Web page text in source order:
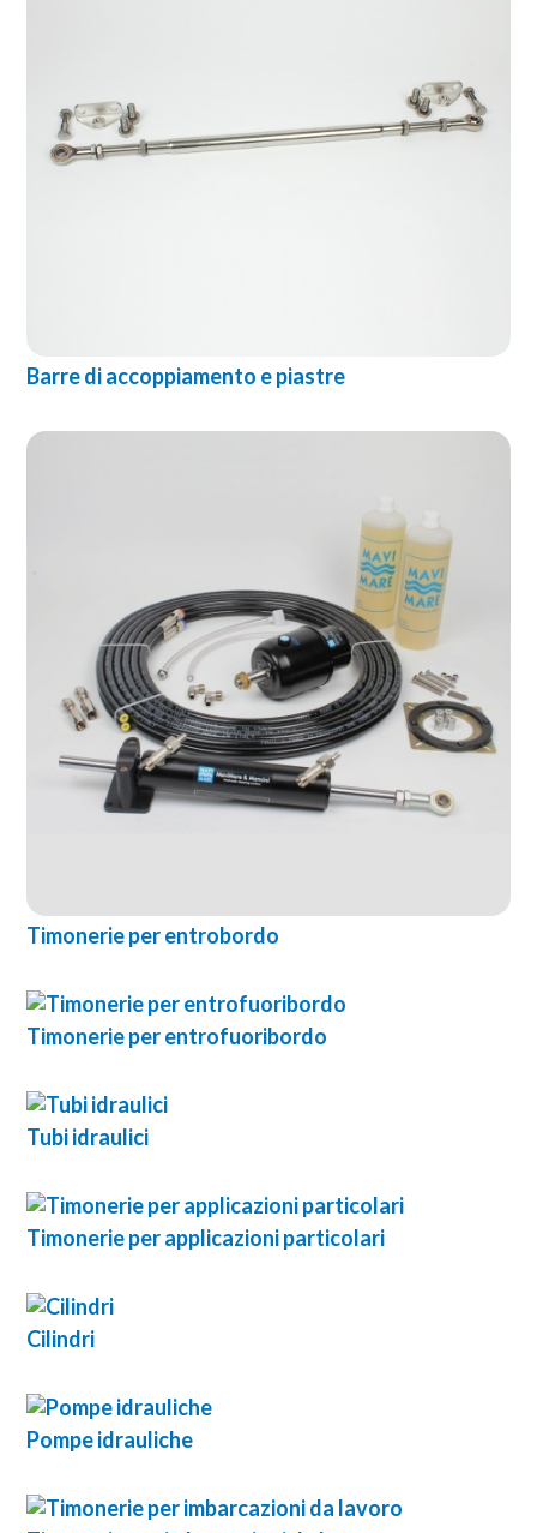
Barre di accoppiamento e piastre
Timonerie per entrobordo
Timonerie per entrofuoribordo
Tubi idraulici
Timonerie per applicazioni particolari
Cilindri
Pompe idrauliche